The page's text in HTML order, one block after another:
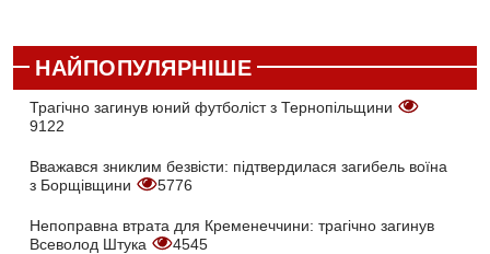
НАЙПОПУЛЯРНІШЕ
Трагічно загинув юний футболіст з Тернопільщини
9122
Вважався зниклим безвісти: підтвердилася загибель воїна
з Борщівщини
5776
Непоправна втрата для Кременеччини: трагічно загинув
Всеволод Штука
4545